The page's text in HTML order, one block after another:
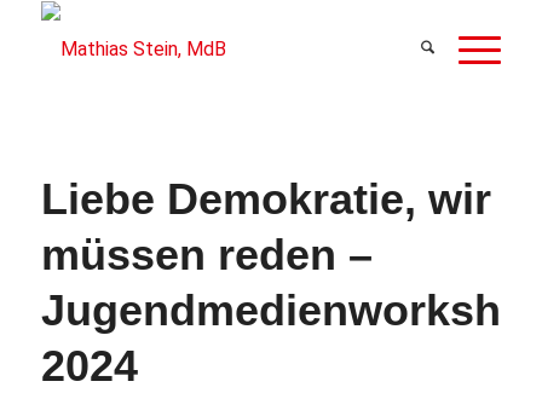
Liebe Demokratie, wir
müssen reden –
2024